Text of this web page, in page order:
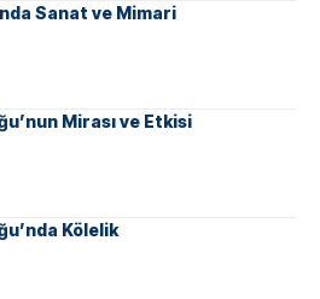
Sanat ve Mimari
Mirası ve Etkisi
Kölelik